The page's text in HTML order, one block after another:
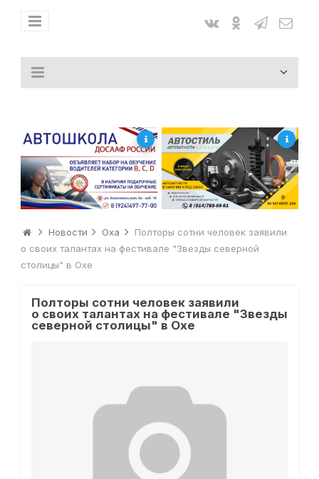
Новости Оха
Полторы сотни человек заявили
о своих талантах на фестивале "Звезды северной
столицы" в Охе
Полторы сотни человек заявили
о своих талантах на фестивале "Звезды
северной столицы" в Охе